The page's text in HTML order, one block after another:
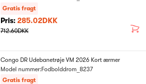
Gratis fragt
Pris: 285.02DKK
712.60DKK
Congo DR Udebanetrøje VM 2026 Kort ærmer
Model nummer:Fodbolddrom_8237
Gratis fragt